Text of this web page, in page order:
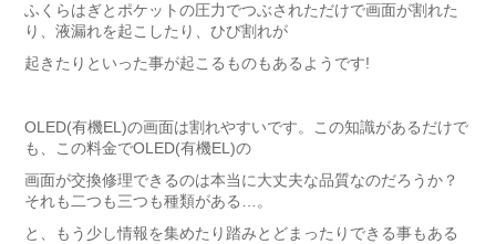
ふくらはぎとポケットの圧力でつぶされただけで画面が割れた
り、液漏れを起こしたり、ひび割れが
起きたりといった事が起こるものもあるようです!
OLED(有機EL)の画面は割れやすいです。この知識があるだけで
も、この料金でOLED(有機EL)の
画面が交換修理できるのは本当に大丈夫な品質なのだろうか？
それも二つも三つも種類がある…。
と、もう少し情報を集めたり踏みとどまったりできる事もある